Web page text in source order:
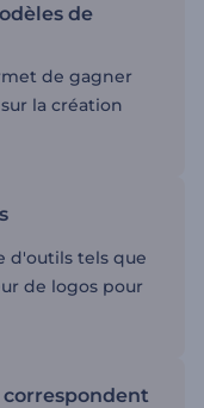
de
de gagner
la création
d'outils tels que
de logos pour